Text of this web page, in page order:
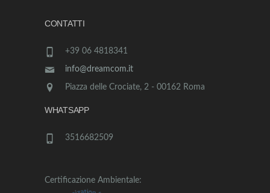
CONTATTI
+39 06 4818341
info@dreamcom.it
Piazza delle Crociate, 2 - 00162 Roma
WHATSAPP
3516682509
Certificazione Ambientale: